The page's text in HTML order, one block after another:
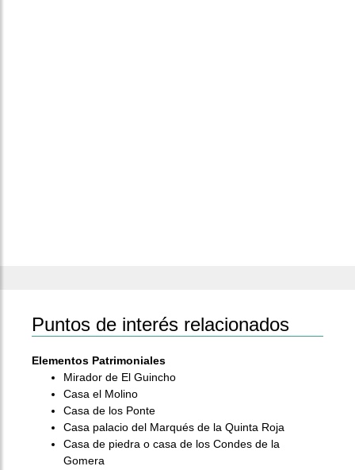
Puntos de interés relacionados
Elementos Patrimoniales
Mirador de El Guincho
Casa el Molino
Casa de los Ponte
Casa palacio del Marqués de la Quinta Roja
Casa de piedra o casa de los Condes de la
Gomera